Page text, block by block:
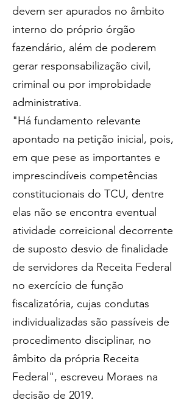
devem ser apurados no âmbito
interno do próprio órgão
fazendário, além de poderem
gerar responsabilização civil,
criminal ou por improbidade
administrativa.
"Há fundamento relevante
apontado na petição inicial, pois,
em que pese as importantes e
imprescindíveis competências
constitucionais do TCU, dentre
elas não se encontra eventual
atividade correicional decorrente
de suposto desvio de finalidade
de servidores da Receita Federal
no exercício de função
fiscalizatória, cujas condutas
individualizadas são passíveis de
procedimento disciplinar, no
âmbito da própria Receita
Federal", escreveu Moraes na
decisão de 2019.